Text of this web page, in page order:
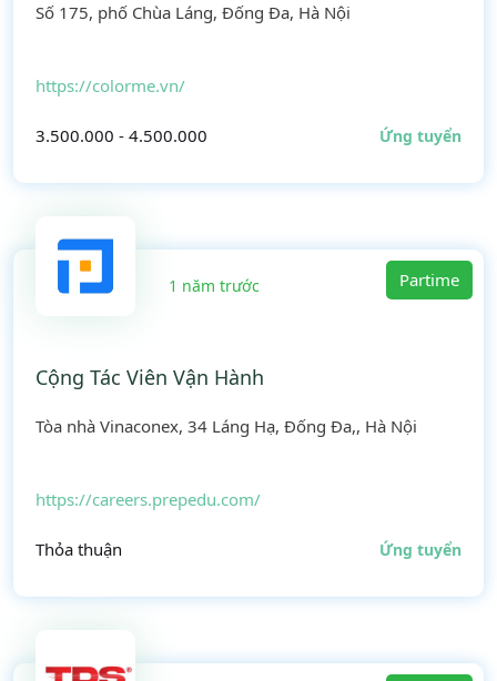
Số 175, phố Chùa Láng, Đống Đa, Hà Nội
https://colorme.vn/
3.500.000 - 4.500.000 Ứng tuyển
1 năm trước Partime
Cộng Tác Viên Vận Hành
Tòa nhà Vinaconex, 34 Láng Hạ, Đống Đa,, Hà Nội
https://careers.prepedu.com/
Thỏa thuận Ứng tuyển